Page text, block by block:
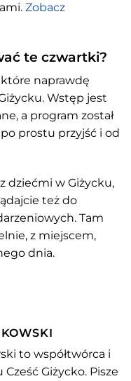
Zobacz
te czwartki?
naprawdę
Wstęp jest
a program został
prostu przyjść i od
dziećmi w Giżycku,
też do
Tam
z miejscem,
dnia.
to współtwórca i
Giżycko. Pisze